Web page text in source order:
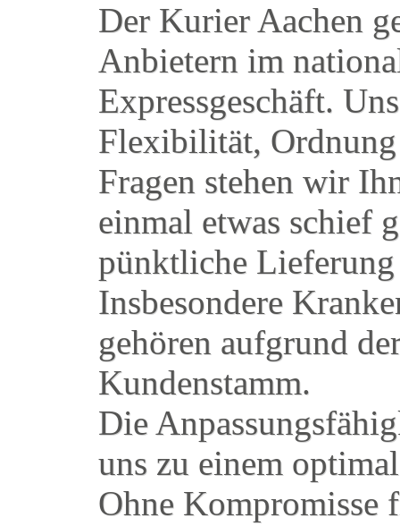
Der Kurier Aachen
Anbietern im
Expressgeschäft.
Flexibilität,
Fragen stehen wir
einmal etwas schief
pünktliche Lieferung
Insbesondere
gehören aufgrund
Kundenstamm.
Die
uns zu einem
Ohne Kompromisse